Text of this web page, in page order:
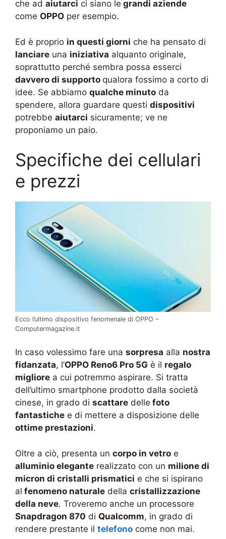
che ad aiutarci ci siano le grandi aziende
come OPPO per esempio.
Ed è proprio in questi giorni che ha pensato di
lanciare una iniziativa alquanto originale,
soprattutto perché sembra possa esserci
davvero di supporto qualora fossimo a corto di
idee. Se abbiamo qualche minuto da
spendere, allora guardare questi dispositivi
potrebbe aiutarci sicuramente; ve ne
proponiamo un paio.
Specifiche dei cellulari
e prezzi
Ecco l’ultimo dispositivo fenomenale di OPPO –
Computermagazine.it
In caso volessimo fare una sorpresa alla nostra
fidanzata, l’OPPO Reno6 Pro 5G è il regalo
migliore a cui potremmo aspirare. Si tratta
dell’ultimo smartphone prodotto dalla società
cinese, in grado di scattare delle foto
fantastiche e di mettere a disposizione delle
ottime prestazioni.
Oltre a ciò, presenta un corpo in vetro e
alluminio elegante realizzato con un milione di
micron di cristalli prismatici e che si ispirano
al fenomeno naturale della cristallizzazione
della neve. Troveremo anche un processore
Snapdragon 870 di Qualcomm, in grado di
rendere prestante il telefono come non mai.